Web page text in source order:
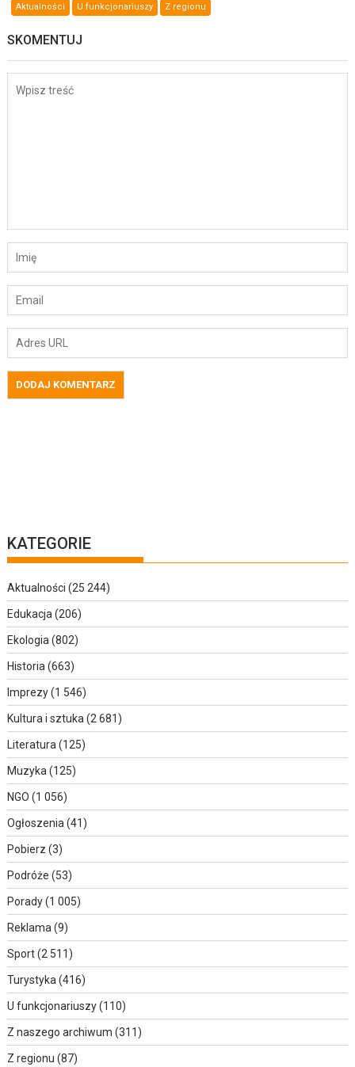
Aktualności U funkcjonariuszy Z regionu
SKOMENTUJ
KATEGORIE
Aktualności (25 244)
Edukacja (206)
Ekologia (802)
Historia (663)
Imprezy(1 546)
Kultura i sztuka (2 681)
Literatura (125)
Muzyka (125)
NGO (1 056)
Ogłoszenia (41)
Pobierz (3)
Podróże (53)
Porady(1 005)
Reklama (9)
Sport(2 511)
Turystyka (416)
U funkcjonariuszy(110)
Z naszego archiwum (311)
Z regionu (87)